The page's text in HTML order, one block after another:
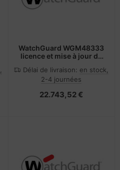
WatchGuard WGM48333
licence et mise à jour de
année(s)
Délai de livraison: en stock,
2-4 journées
22.743,52 €